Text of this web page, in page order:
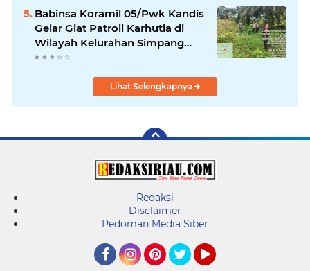
Babinsa Koramil 05/Pwk Kandis
Gelar Giat Patroli Karhutla di
Wilayah Kelurahan Simpang
Belutu
Lihat Selengkapnya
Redaksi
Disclaimer
Pedoman Media Siber